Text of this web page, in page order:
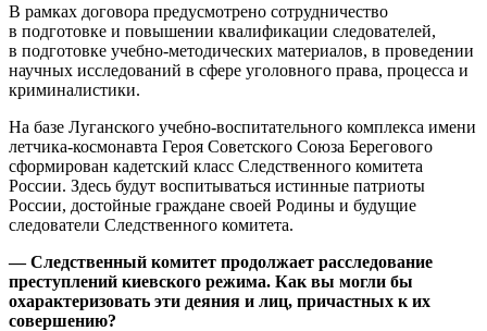
В рамках договора предусмотрено сотрудничество
в подготовке и повышении квалификации следователей,
в подготовке учебно-методических материалов, в проведении
научных исследований в сфере уголовного права, процесса и
криминалистики.
На базе Луганского учебно-воспитательного комплекса имени
летчика-космонавта Героя Советского Союза Берегового
сформирован кадетский класс Следственного комитета
России. Здесь будут воспитываться истинные патриоты
России, достойные граждане своей Родины и будущие
следователи Следственного комитета.
— Следственный комитет продолжает расследование
преступлений киевского режима. Как вы могли бы
охарактеризовать эти деяния и лиц, причастных к их
совершению?